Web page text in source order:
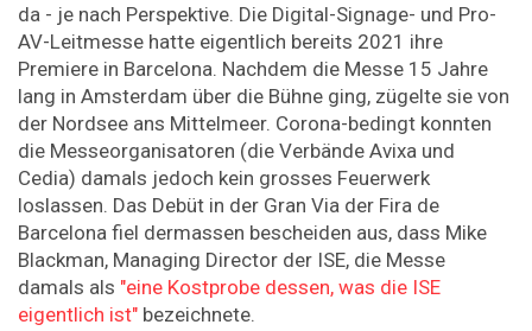
da - je nach Perspektive. Die Digital-Signage- und Pro-
AV-Leitmesse hatte eigentlich bereits 2021 ihre
Premiere in Barcelona. Nachdem die Messe 15 Jahre
lang in Amsterdam über die Bühne ging, zügelte sie von
der Nordsee ans Mittelmeer. Corona-bedingt konnten
die Messeorganisatoren (die Verbände Avixa und
Cedia) damals jedoch kein grosses Feuerwerk
loslassen. Das Debüt in der Gran Via der Fira de
Barcelona fiel dermassen bescheiden aus, dass Mike
Blackman, Managing Director der ISE, die Messe
damals als "eine Kostprobe dessen, was die ISE
eigentlich ist" bezeichnete.